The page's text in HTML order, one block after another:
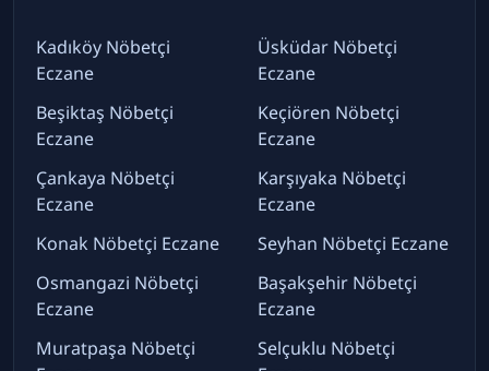
Kadıköy Nöbetçi
Eczane
Beşiktaş Nöbetçi
Eczane
Çankaya Nöbetçi
Eczane
Konak Nöbetçi Eczane
Osmangazi Nöbetçi
Eczane
Muratpaşa Nöbetçi
Üsküdar Nöbetçi
Eczane
Keçiören Nöbetçi
Eczane
Karşıyaka Nöbetçi
Eczane
Seyhan Nöbetçi Eczane
Başakşehir Nöbetçi
Eczane
Selçuklu Nöbetçi